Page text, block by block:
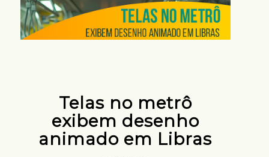
Telas no metrô
exibem desenho
animado em Libras